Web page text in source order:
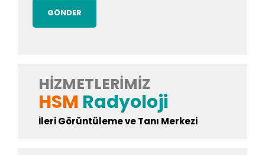
HIZMETLERIMIZ
HSM Radyoloji
İleri Görüntüleme ve Tanı Merkezi